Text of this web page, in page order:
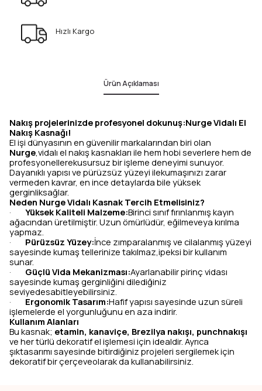
Hızlı Kargo
Ürün Açıklaması
Nakış projelerinizde profesyonel dokunuş:Nurge Vidalı El
Nakış Kasnağı!
El işi dünyasının en güvenilir markalarından biri olan
Nurge,vidalı el nakış kasnakları ile hem hobi severlere hem de
profesyonellerekusursuz bir işleme deneyimi sunuyor.
Dayanıklı yapısı ve pürüzsüz yüzeyi ilekumaşınızı zarar
vermeden kavrar, en ince detaylarda bile yüksek
gerginliksağlar.
Neden Nurge Vidalı Kasnak Tercih Etmelisiniz?
· Yüksek Kaliteli Malzeme:Birinci sınıf fırınlanmış kayın
ağacından üretilmiştir. Uzun ömürlüdür, eğilmeveya kırılma
yapmaz.
· Pürüzsüz Yüzey:İnce zımparalanmış ve cilalanmış yüzeyi
sayesinde kumaş tellerinize takılmaz,ipeksi bir kullanım
sunar.
· Güçlü Vida Mekanizması:Ayarlanabilir pirinç vidası
sayesinde kumaş gerginliğini dilediğiniz
seviyedesabitleyebilirsiniz.
· Ergonomik Tasarım:Hafif yapısı sayesinde uzun süreli
işlemelerde el yorgunluğunu en aza indirir.
Kullanım Alanları
Bu kasnak; etamin, kanaviçe, Brezilya nakışı, punchnakışı
ve her türlü dekoratif el işlemesi için idealdir. Ayrıca
şıktasarımı sayesinde bitirdiğiniz projeleri sergilemek için
dekoratif bir çerçeveolarak da kullanabilirsiniz.